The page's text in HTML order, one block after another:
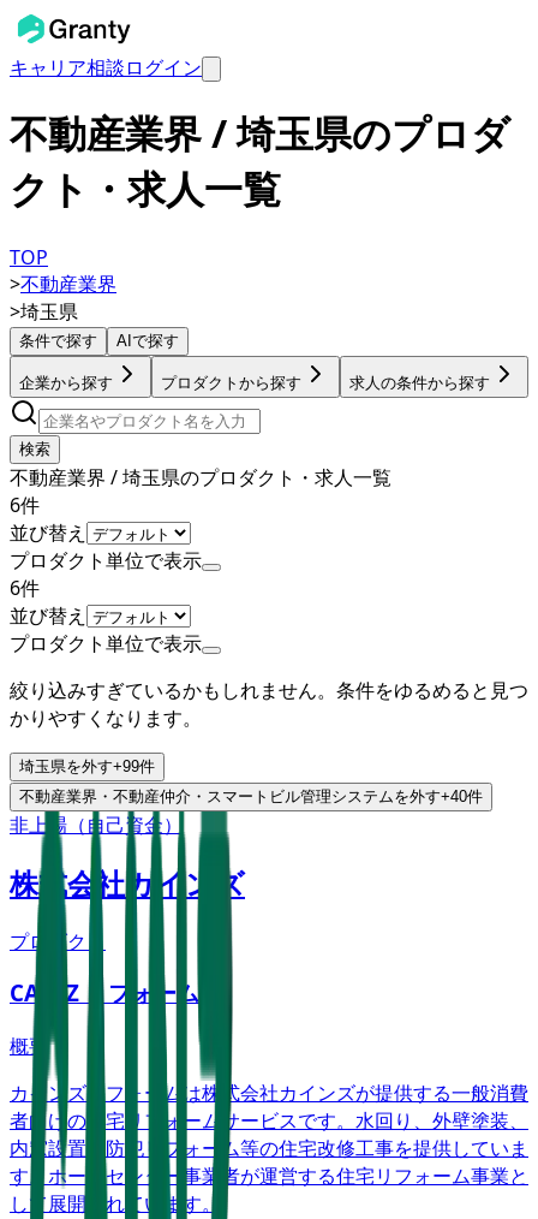
キャリア相談ログイン
不動産業界 / 埼玉県のプロダ
クト・求人一覧
TOP
>不動産業界
>埼玉県
条件で探す AIで探す
企業から探す プロダクトから探す 求人の条件から探す
検索
不動産業界 / 埼玉県のプロダクト・求人一覧
6件
並び替え
プロダクト単位で表示
6件
並び替え
プロダクト単位で表示
絞り込みすぎているかもしれません。条件をゆるめると見つ
かりやすくなります。
埼玉県を外す+99件
不動産業界・不動産仲介・スマートビル管理システムを外す+40件
非上場（自己資金）
株式会社カインズ
プロダクト
CAINZ リフォーム
概要
カインズリフォームは株式会社カインズが提供する一般消費
者向けの住宅リフォームサービスです。水回り、外壁塗装、
内窓設置、防犯リフォーム等の住宅改修工事を提供していま
す。ホームセンター事業者が運営する住宅リフォーム事業と
して展開されています。